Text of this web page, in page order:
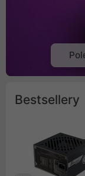
Bestsellery